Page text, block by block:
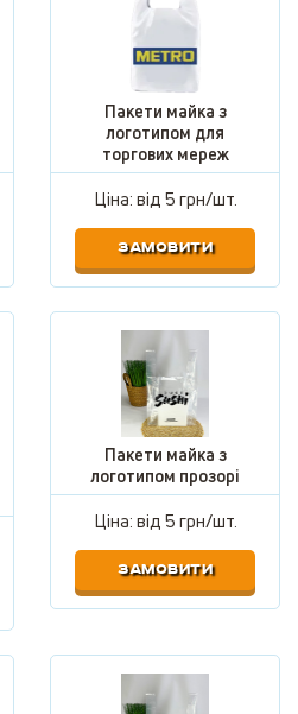
Пакети майка з
логотипом для
торгових мереж
Ціна: від5 грн/шт.
ЗАМОВИТИ
Пакети майка з
логотипом прозорі
Ціна: від5 грн/шт.
ЗАМОВИТИ